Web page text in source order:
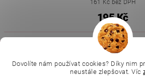
161 Kč bez DPH
195 Kč
L.C.P. Paris |
Online kosmetické kurzy |
Dovolíte nám používat cookies? Díky nim
neustále zlepšovat. Víc